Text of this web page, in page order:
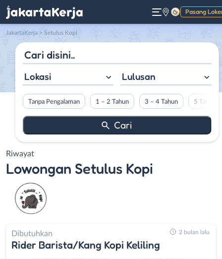
Pasang
Gelap
JakartaKerja > Setulus Kopi
Lokasi Lulusan
Tanpa Pengalaman 1 – 2 Tahun 3 – 4 Tahun 5 Tahun
Riwayat
Lowongan Setulus Kopi
Dibutuhkan
Rider Barista/Kang Kopi Keliling
2 bulan lalu